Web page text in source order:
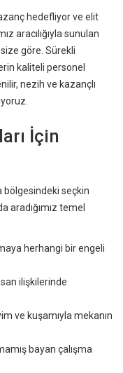
hedefliyor ve elit
aracılığıyla sunulan
göre. Sürekli
kaliteli personel
nezih ve kazançlı
İçin
bölgesindeki seçkin
aradığımız temel
herhangi bir engeli
ilişkilerinde
ve kuşamıyla mekanın
bayan çalışma